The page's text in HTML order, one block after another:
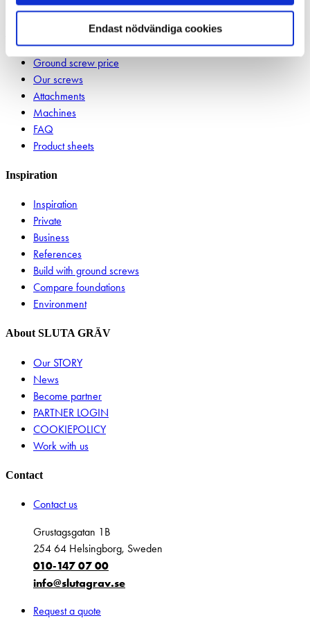
Endast nödvändiga cookies
About Ground screws
Ground screw price
Our screws
Attachments
Machines
FAQ
Product sheets
Inspiration
Inspiration
Private
Business
References
Build with ground screws
Compare foundations
Environment
About SLUTA GRÄV
Our STORY
News
Become partner
PARTNER LOGIN
COOKIEPOLICY
Work with us
Contact
Contact us
Grustagsgatan 1B
254 64 Helsingborg, Sweden
010-147 07 00
info@slutagrav.se
Request a quote